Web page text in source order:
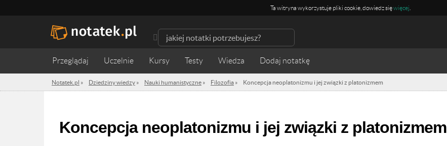
Ta witryna wykorzystuje pliki cookie, dowiedz sięwięcej
Przeglądaj Uczelnie Kursy Testy Wiedza
Notatek.pl » Dziedziny wiedzy » Nauki humanistyczne » Filozofia » Koncepcja neoplatonizmu i jej związki z platonizmem
Koncepcja neoplatonizmu i jej związki z platonizmem